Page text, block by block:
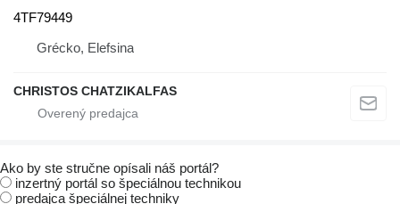
4TF79449
Grécko, Elefsina
CHRISTOS CHATZIKALFAS
Ako by ste stručne opísali náš portál?
inzertný portál so špeciálnou technikou
predajca špeciálnej techniky